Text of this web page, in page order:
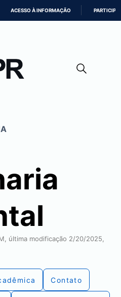
CONTEÚDO
ACESSO À INFORMAÇÃO PARTICIPE
última modificação 2/20/2025,
Contato